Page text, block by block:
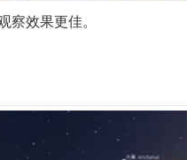
察效果更佳。